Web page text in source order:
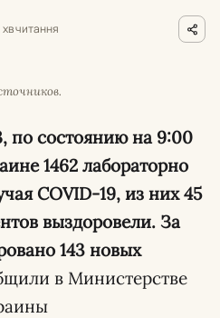
хв читання
состоянию на 9:00
1462 лабораторно
COVID-19, из них 45
выздоровели. За
143 новых
в Министерстве